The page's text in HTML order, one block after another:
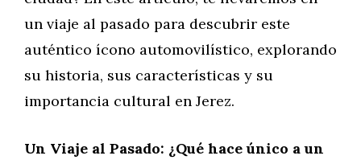
un viaje al pasado para descubrir este
auténtico ícono automovilístico, explorando
su historia, sus características y su
importancia cultural en Jerez.
Un Viaje al Pasado: ¿Qué hace único a un